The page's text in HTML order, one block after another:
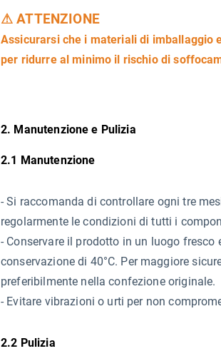
⚠ ATTENZIONE
Assicurarsi che i materiali di imballaggio
per ridurre al minimo il rischio di
2. Manutenzione e Pulizia
2.1 Manutenzione
- Si raccomanda di controllare ogni tre
regolarmente le condizioni di tutti i
- Conservare il prodotto in un luogo
conservazione di 40°C. Per maggiore
preferibilmente nella confezione originale.
- Evitare vibrazioni o urti per non
2.2 Pulizia